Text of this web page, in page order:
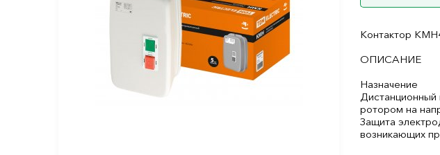
Контактор
ОПИСАНИЕ
Назначение
Дистанционный
ротором на
Защита
возникающих